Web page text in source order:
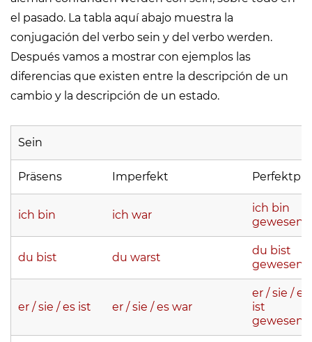
el pasado. La tabla aquí abajo muestra la
conjugación del verbo sein y del verbo werden.
Después vamos a mostrar con ejemplos las
diferencias que existen entre la descripción de un
cambio y la descripción de un estado.
Sein
Präsens Imperfekt
ich bin ich war
ich bin
gewesen
du bist du warst
du bist
gewesen
er / sie / es ist er / sie / es war
er / sie / es
ist
gewesen